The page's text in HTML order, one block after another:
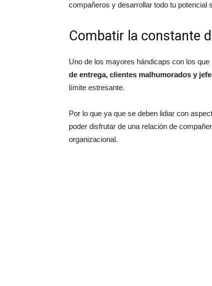
compañeros y desarrollar todo tu potencial
Combatir la constante
Uno de los mayores hándicaps con los
de entrega, clientes malhumorados y
límite estresante.
Por lo que ya que se deben lidiar con
poder disfrutar de una relación de
organizacional.